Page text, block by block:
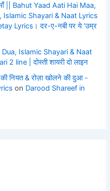
|| Bahut Yaad Aati Hai Maa,
Shayari & Naat Lyrics
Lyrics। दर-ए-नबी पर ये ‘उम्र
Islamic Shayari & Naat
line | दोस्ती शायरी दो लाइन
नियत & रोज़ा खोलने की दुआ -
on Darood Shareef in